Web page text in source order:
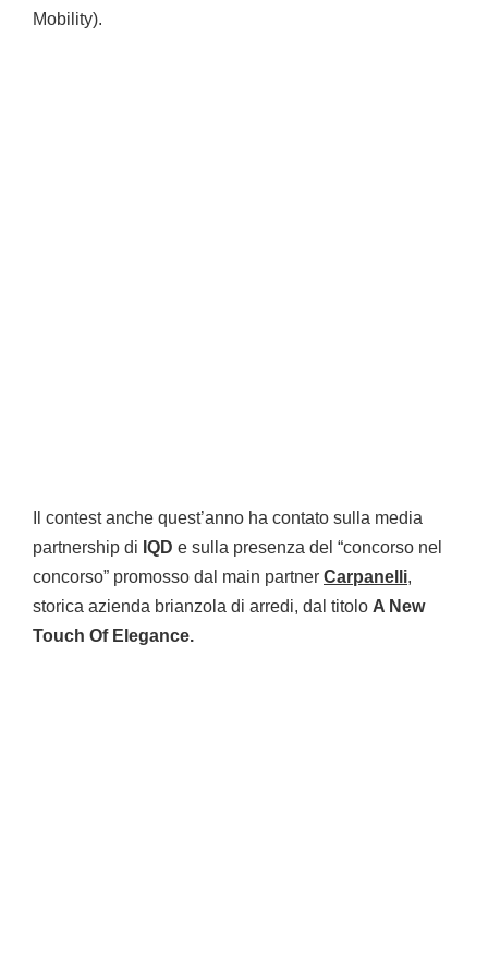
Mobility).
Il contest anche quest’anno ha contato sulla media
partnership di IQD e sulla presenza del “concorso nel
concorso” promosso dal main partner Carpanelli,
storica azienda brianzola di arredi, dal titolo A New
Touch Of Elegance.